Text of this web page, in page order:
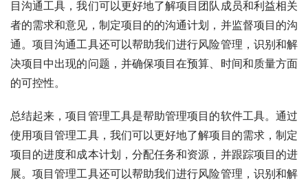
目沟通工具，我们可以更好地了解项目团队成员和利益相关
者的需求和意见，制定项目的的沟通计划，并监督项目的沟
通。项目沟通工具还可以帮助我们进行风险管理，识别和解
决项目中出现的问题，并确保项目在预算、时间和质量方面
的可控性。
总结起来，项目管理工具是帮助管理项目的软件工具。通过
使用项目管理工具，我们可以更好地了解项目的需求，制定
项目的进度和成本计划，分配任务和资源，并跟踪项目的进
展。项目管理工具还可以帮助我们进行风险管理，识别和解